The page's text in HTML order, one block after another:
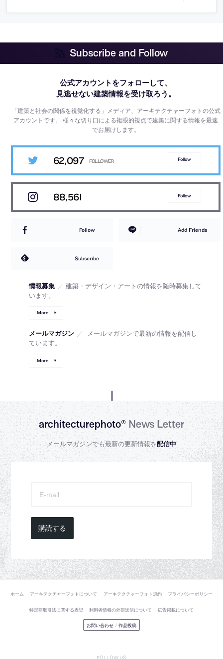
Subscribe and Follow
公式アカウントをフォローして、
見逃せない建築情報を受け取ろう。
「建築と社会の関係を視覚化する」メディア、アーキテクチャーフォトの公式
アカウントです。様々な切り口による複眼的視点で建築に関する情報を最速
でお届けします。
62,097 Follow
88,561 Follow
Follow Add Friends
Subscribe
情報募集 ／ 建築・デザイン・アートの情報を随時募集して
います。
More
メールマガジン ／
メールマガジンで最新の情報を配信し
ています。
More
architecturephoto®News Letter
メールマガジンでも最新の更新情報を配信中
購読する
ホーム アーキテクチャーフォトについて アーキテクチャーフォト規約 プライバシーポリシー
特定商取引法に関する表記 利用者情報の外部送信について 広告掲載について
お問い合わせ / 作品投稿